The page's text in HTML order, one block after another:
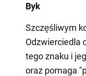
Byk
Szczęśliwym
Odzwierciedla
tego znaku i
oraz pomaga